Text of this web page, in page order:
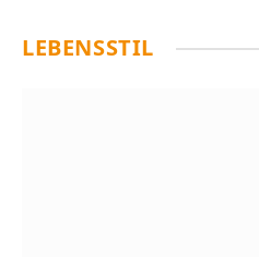
LEBENSSTIL